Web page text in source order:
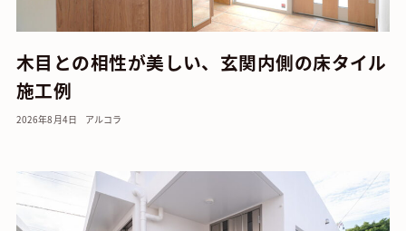
木目との相性が美しい、玄関内側の床タイル
施工例
2026年8月4日 アルコラ